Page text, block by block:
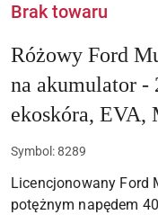
Brak towaru
Różowy Ford
na akumulator -
ekoskóra, EVA,
Symbol:8289
Licencjonowany Ford
potężnym napędem